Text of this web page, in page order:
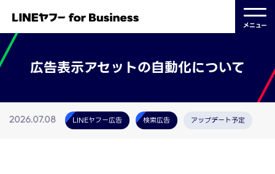
メニュー
広告表示アセットの自動化について
2026.07.08 LINEヤフー広告 検索広告 アップデート予定